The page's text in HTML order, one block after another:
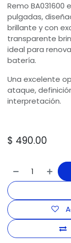
Remo BA031600
pulgadas,
brillante y con
transparente
ideal para
batería.
Una excelente
ataque,
interpretación.
$ 490.00